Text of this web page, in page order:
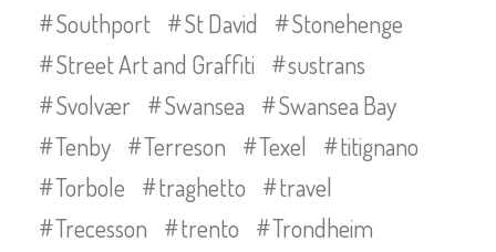
Southport
St David
Stonehenge
Street Art and Graffiti
sustrans
Svolvær
Swansea
Swansea Bay
Tenby
Terreson Texel
titignano
Torbole
traghetto
travel
Trecesson
trento
Trondheim